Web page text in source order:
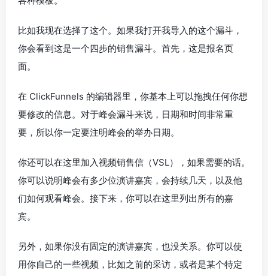
比如我现在选择了这个。如果我打开我导入的这个漏斗，
你会看到这是一个四步的销售漏斗。首先，这是报名页
面。
在 ClickFunnels 的编辑器里，你基本上可以拖拽任何你想
要修改的信息。对于峰会漏斗来说，日期和时间非常重
要，所以你一定要注明峰会的举办日期。
你还可以在这里加入视频销售信（VSL），如果需要的话。
你可以说明峰会有多少位演讲嘉宾，会持续几天，以及他
们如何观看峰会。接下来，你可以在这里列出所有的嘉
宾。
另外，如果你没有固定的演讲嘉宾，也没关系。你可以使
用你自己的一些视频，比如之前的采访，或者是某个特定